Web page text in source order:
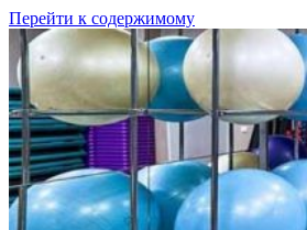
Перейти к содержимому